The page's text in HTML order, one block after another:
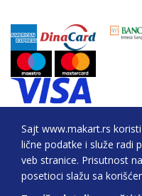
Sajt www.makart.rs
lične podatke i služe radi
veb stranice. Prisutnost
posetioci slažu sa
2026. All Rights
BEOGRAD (NOVI